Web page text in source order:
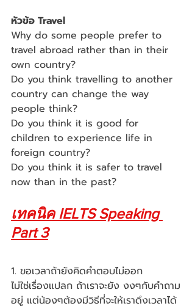
หัวข้อ Travel
Why do some people prefer to
travel abroad rather than in their
own country?
Do you think travelling to another
country can change the way
people think?
Do you think it is good for
children to experience life in
foreign country?
Do you think it is safer to travel
now than in the past?
เทคนิค IELTS Speaking
Part 3
1. ขอเวลาถ้ายังคิดคำตอบไม่ออก
ไม่ใช่เรื่องแปลก ถ้าเราจะยัง งงๆกับคำถาม
อยู่ แต่น้องๆต้องมีวิธีที่จะให้เราดึงเวลาได้